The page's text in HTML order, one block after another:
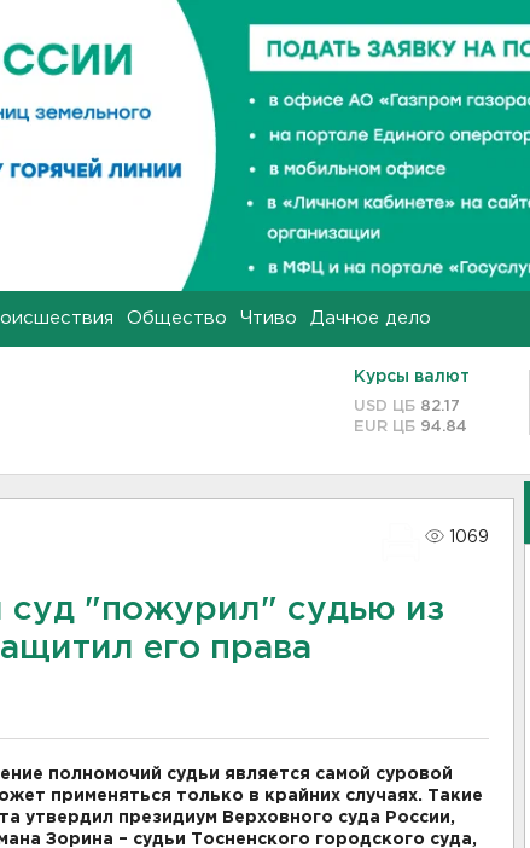
Общество Чтиво Дачное дело
Курсы валют
USD ЦБ 82.17
EUR ЦБ 94.84
1069
суд "пожурил" судью из
его права
полномочий судьи является самой суровой
применяться только в крайних случаях. Такие
утвердил президиум Верховного суда России,
Зорина – судьи Тосненского городского суда,